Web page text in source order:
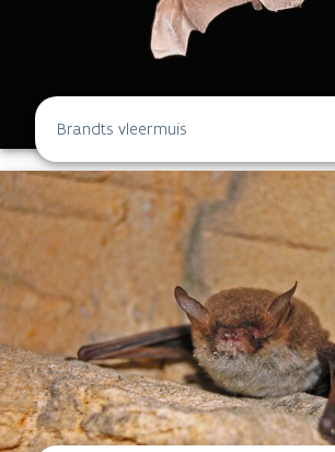
Brandts vleermuis